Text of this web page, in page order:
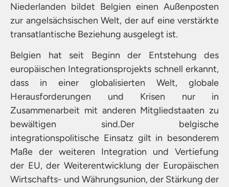
Niederlanden bildet Belgien einen Außenposten
zur angelsächsischen Welt, der auf eine verstärkte
transatlantische Beziehung ausgelegt ist.
Belgien hat seit Beginn der Entstehung des
europäischen Integrationsprojekts schnell erkannt,
dass in einer globalisierten Welt, globale
Herausforderungen und Krisen nur in
Zusammenarbeit mit anderen Mitgliedstaaten zu
bewältigen sind.Der belgische
integrationspolitische Einsatz gilt in besonderem
Maße der weiteren Integration und Vertiefung
der EU, der Weiterentwicklung der Europäischen
Wirtschafts- und Währungsunion, der Stärkung der